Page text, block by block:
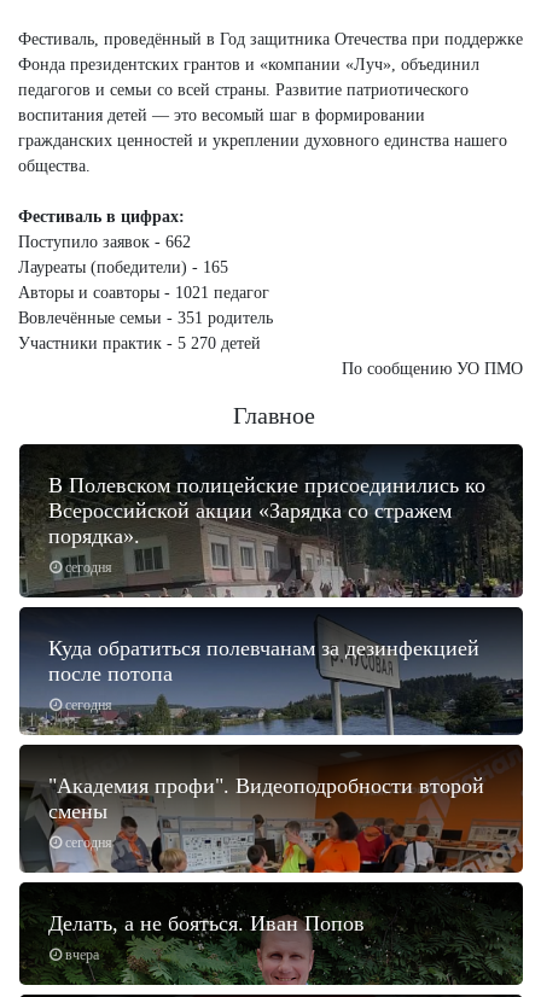
Фестиваль, проведённый в Год защитника Отечества при поддержке
Фонда президентских грантов и «компании «Луч», объединил
педагогов и семьи со всей страны. Развитие патриотического
воспитания детей — это весомый шаг в формировании
гражданских ценностей и укреплении духовного единства нашего
общества.
Фестиваль в цифрах:
Поступило заявок - 662
Лауреаты (победители) - 165
Авторы и соавторы - 1021 педагог
Вовлечённые семьи - 351 родитель
Участники практик - 5 270 детей
По сообщению УО ПМО
Главное
сегодня
В Полевском полицейские присоединились ко
Всероссийской акции «Зарядка со стражем
порядка».
сегодня
Куда обратиться полевчанам за дезинфекцией
после потопа
сегодня
"Академия профи". Видеоподробности второй
смены
вчера
Делать, а не бояться. Иван Попов